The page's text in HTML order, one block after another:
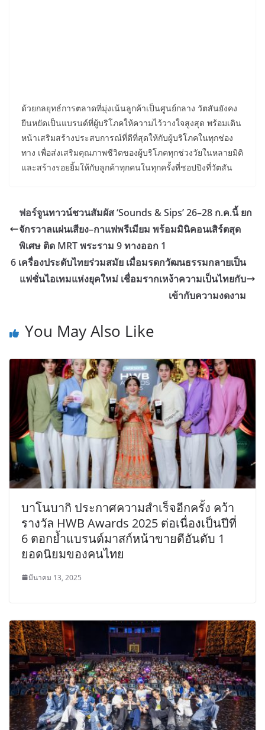
ด้วยกลยุทธ์การตลาดที่มุ่งเน้นลูกค้าเป็นศูนย์กลาง วัตสันยังคง
ยืนหยัดเป็นแบรนด์ที่ผู้บริโภคให้ความไว้วางใจสูงสุด พร้อมเดิน
หน้าเสริมสร้างประสบการณ์ที่ดีที่สุดให้กับผู้บริโภคในทุกช่อง
ทาง เพื่อส่งเสริมคุณภาพชีวิตของผู้บริโภคทุกช่วงวัยในหลายมิติ
และสร้างรอยยิ้มให้กับลูกค้าทุกคนในทุกครั้งที่ชอปปิงที่วัตสัน
ฟอร์จูนทาวน์ชวนสัมผัส ‘Sounds & Sips’ 26–28 ก.ค.นี้ ยก
จักรวาลแผ่นเสียง–กาแฟพรีเมียม พร้อมมินิคอนเสิร์ตสุด
พิเศษ ติด MRT พระราม 9 ทางออก 1
6 เครื่องประดับไทยร่วมสมัย เมื่อมรดกวัฒนธรรมกลายเป็น
แฟชั่นไอเทมแห่งยุคใหม่ เชื่อมรากเหง้าความเป็นไทยกับ
เข้ากับความงดงาม
You May Also Like
บาโนบากิ ประกาศความสำเร็จอีกครั้ง คว้า
รางวัล HWB Awards 2025 ต่อเนื่องเป็นปีที่
6 ตอกย้ำแบรนด์มาสก์หน้าขายดีอันดับ 1
ยอดนิยมของคนไทย
มีนาคม 13, 2025